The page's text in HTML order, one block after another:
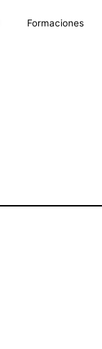
Formaciones